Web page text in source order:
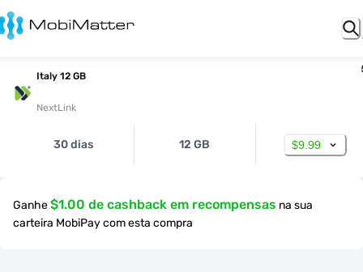
Italy 12 GB
NextLink
30 dias 12 GB $9.99
Ganhe$1.00 de cashback em recompensas na sua
carteira MobiPay com esta compra